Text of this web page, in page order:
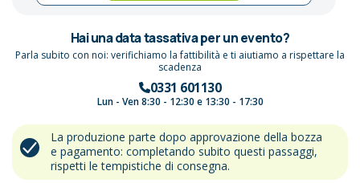
Hai una data tassativa per un evento?
Parla subito con noi: verifichiamo la fattibilità e ti aiutiamo a rispettare la
scadenza
0331 601130
Lun - Ven 8:30 - 12:30 e 13:30 - 17:30
La produzione parte dopo approvazione della bozza
e pagamento: completando subito questi passaggi,
rispetti le tempistiche di consegna.